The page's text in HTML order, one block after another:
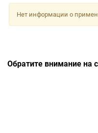
Нет информации о
Обратите внимание на